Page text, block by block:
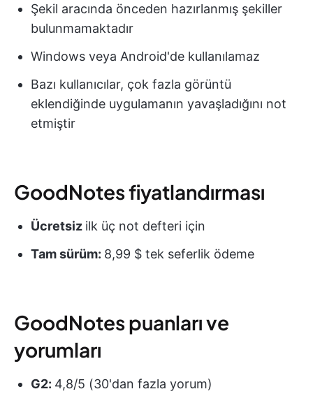
Şekil aracında önceden hazırlanmış şekiller
bulunmamaktadır
Windows veya Android'de kullanılamaz
Bazı kullanıcılar, çok fazla görüntü
eklendiğinde uygulamanın yavaşladığını not
etmiştir
GoodNotes fiyatlandırması
Ücretsiz ilk üç not defteri için
Tam sürüm: 8,99 $ tek seferlik ödeme
GoodNotes puanları ve
yorumları
G2: 4,8/5 (30'dan fazla yorum)